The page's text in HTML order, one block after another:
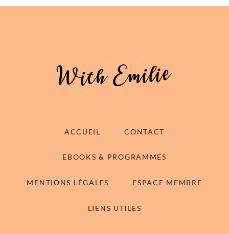
ACCUEIL CONTACT
EBOOKS & PROGRAMMES
MENTIONS LÉGALES ESPACE MEMBRE
LIENS UTILES